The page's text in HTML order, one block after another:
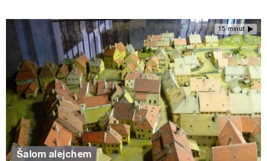
15 minut
Šalom alejchem